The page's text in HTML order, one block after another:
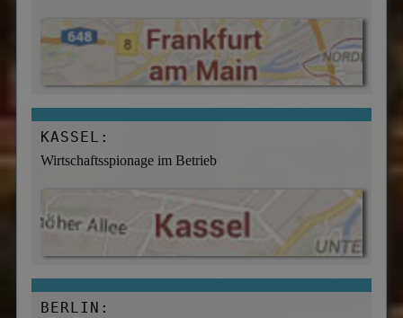
KASSEL:
Wirtschaftsspionage im Betrieb
BERLIN: